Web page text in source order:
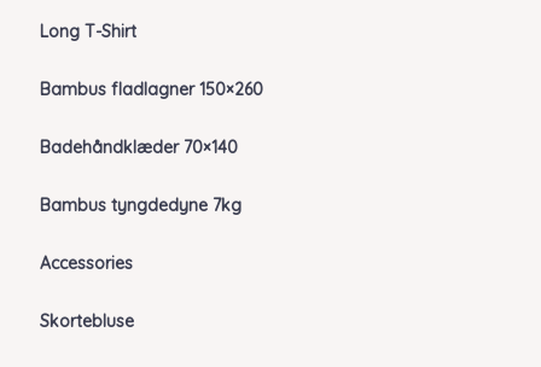
Long T-Shirt
Bambus fladlagner 150×260
Badehåndklæder 70×140
Bambus tyngdedyne 7kg
Accessories
Skortebluse